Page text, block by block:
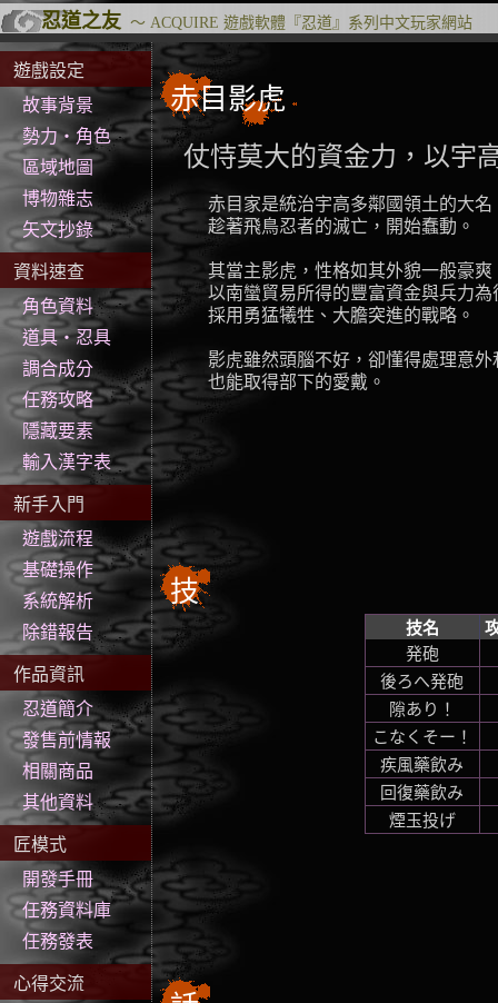
忍道之友 ～ ACQUIRE 遊戲軟體『忍道』系列中文玩家網站
遊戲設定
故事背景
勢力‧角色
區域地圖
博物雜志
矢文抄錄
資料速查
角色資料
道具‧忍具
調合成分
任務攻略
隱藏要素
輸入漢字表
新手入門
遊戲流程
基礎操作
系統解析
除錯報告
作品資訊
忍道簡介
發售前情報
相關商品
其他資料
匠模式
開發手冊
任務資料庫
任務發表
心得交流
赤目影虎
仗恃莫大的資金力，以宇
赤目家是統治宇高多鄰國領土的大名
趁著飛鳥忍者的滅亡，開始蠢動。
其當主影虎，性格如其外貌一般豪
以南蠻貿易所得的豐富資金與兵力為
採用勇猛犧牲、大膽突進的戰略。
影虎雖然頭腦不好，卻懂得處理意外
也能取得部下的愛戴。
技
技名
発砲
後ろへ発砲
隙あり！
こなくそー！
疾風藥飲み
回復藥飲み
煙玉投げ